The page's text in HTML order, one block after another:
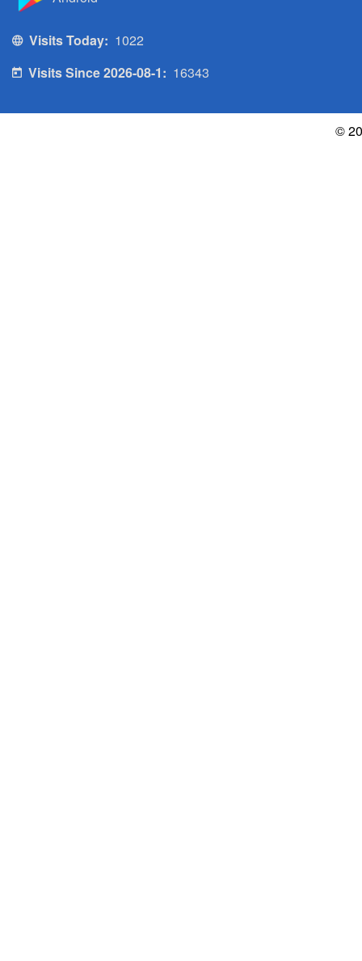
Visits Today: 1022
Visits Since 2026-08-1: 16343
©